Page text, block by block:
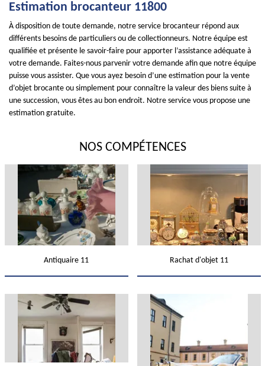
Estimation brocanteur 11800
À disposition de toute demande, notre service brocanteur répond aux
différents besoins de particuliers ou de collectionneurs. Notre équipe est
qualifiée et présente le savoir-faire pour apporter l’assistance adéquate à
votre demande. Faites-nous parvenir votre demande afin que notre équipe
puisse vous assister. Que vous ayez besoin d’une estimation pour la vente
d’objet brocante ou simplement pour connaître la valeur des biens suite à
une succession, vous êtes au bon endroit. Notre service vous propose une
estimation gratuite.
NOS COMPÉTENCES
Antiquaire 11 Rachat d'objet 11